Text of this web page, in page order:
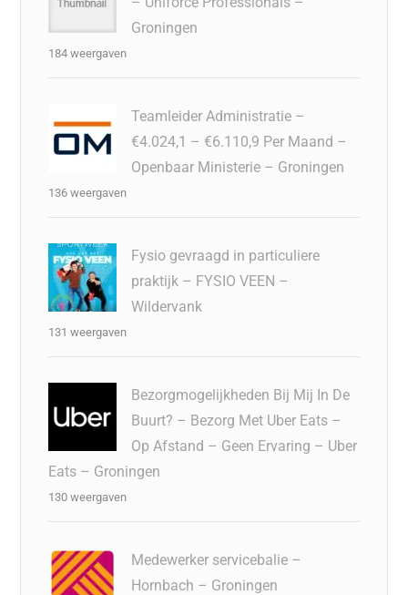
Groningen
184 weergaven
Teamleider Administratie –
€4.024,1 – €6.110,9 Per Maand –
Openbaar Ministerie – Groningen
136 weergaven
Fysio gevraagd in particuliere
praktijk – FYSIO VEEN –
Wildervank
131 weergaven
Bezorgmogelijkheden Bij Mij In De
Buurt? – Bezorg Met Uber Eats –
Op Afstand – Geen Ervaring – Uber
Eats – Groningen
130 weergaven
Medewerker servicebalie –
Hornbach – Groningen